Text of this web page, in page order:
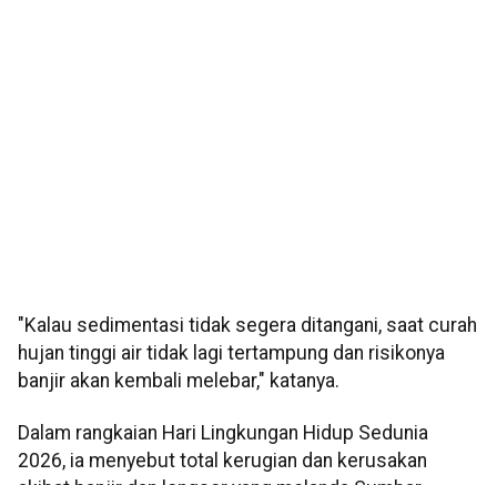
"Kalau sedimentasi tidak segera ditangani, saat curah
hujan tinggi air tidak lagi tertampung dan risikonya
banjir akan kembali melebar," katanya.
Dalam rangkaian Hari Lingkungan Hidup Sedunia
2026, ia menyebut total kerugian dan kerusakan